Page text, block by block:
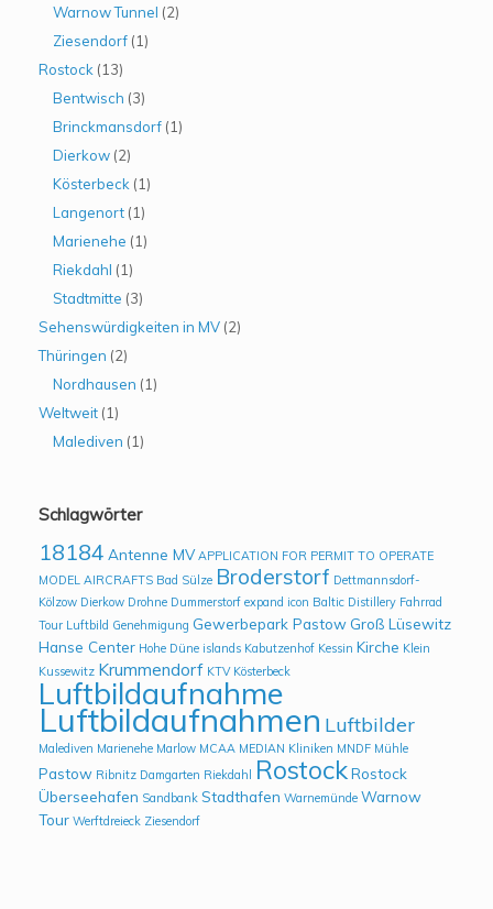
Warnow Tunnel (2)
Ziesendorf (1)
Rostock (13)
Bentwisch (3)
Brinckmansdorf (1)
Dierkow (2)
Kösterbeck (1)
Langenort (1)
Marienehe (1)
Riekdahl (1)
Stadtmitte (3)
Sehenswürdigkeiten in MV (2)
Thüringen (2)
Nordhausen (1)
Weltweit (1)
Malediven (1)
Schlagwörter
18184 Antenne MV APPLICATION FOR PERMIT TO OPERATE
MODEL AIRCRAFTS Bad Sülze Broderstorf Dettmannsdorf-
Kölzow Dierkow Drohne Dummerstorf expand icon Baltic Distillery Fahrrad
Tour Luftbild Genehmigung Gewerbepark Pastow Groß Lüsewitz
Hanse Center Hohe Düne islands Kabutzenhof Kessin Kirche Klein
Kussewitz Krummendorf KTV Kösterbeck
Luftbildaufnahme
Luftbildaufnahmen Luftbilder
Malediven Marienehe Marlow MCAA MEDIAN Kliniken MNDF Mühle
Pastow Ribnitz Damgarten Riekdahl RostockRostock
Überseehafen Sandbank Stadthafen Warnemünde Warnow
Tour Werftdreieck Ziesendorf